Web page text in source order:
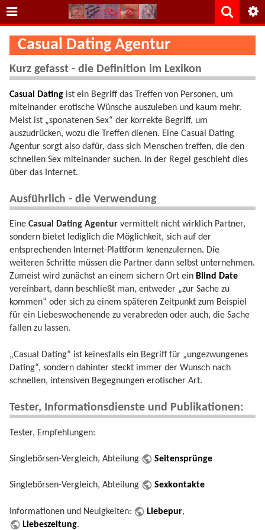
Casual Dating Agentur
Kurz gefasst - die Definition im Lexikon
Casual Dating ist ein Begriff das Treffen von Personen, um
miteinander erotische Wünsche auszuleben und kaum mehr.
Meist ist „sponatenen Sex“ der korrekte Begriff, um
auszudrücken, wozu die Treffen dienen. Eine Casual Dating
Agentur sorgt also dafür, dass sich Menschen treffen, die den
schnellen Sex miteinander suchen. In der Regel geschieht dies
über das Internet.
Ausführlich - die Verwendung
Eine Casual Dating Agentur vermittelt nicht wirklich Partner,
sondern bietet lediglich die Möglichkeit, sich auf der
entsprechenden Internet-Plattform kenenzulernen. Die
weiteren Schritte müssen die Partner dann selbst unternehmen.
Zumeist wird zunächst an einem sichern Ort ein Blind Date
vereinbart, dann beschließt man, entweder „zur Sache zu
kommen“ oder sich zu einem späteren Zeitpunkt zum Beispiel
für ein Liebeswochenende zu verabreden oder auch, die Sache
fallen zu lassen.
„Casual Dating“ ist keinesfalls ein Begriff für „ungezwungenes
Dating“, sondern dahinter steckt immer der Wunsch nach
schnellen, intensiven Begegnungen erotischer Art.
Tester, Informationsdienste und Publikationen:
Tester, Empfehlungen:
Singlebörsen-Vergleich, Abteilung Seitensprünge
Singlebörsen-Vergleich, Abteilung Sexkontakte
Informationen und Neuigkeiten: Liebepur,
Liebeszeitung.